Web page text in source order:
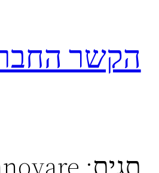
הקשר